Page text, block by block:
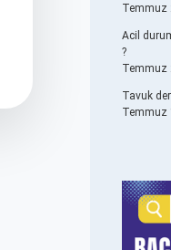
Temmuz
Acil
?
Temmuz
Tavuk
Temmuz